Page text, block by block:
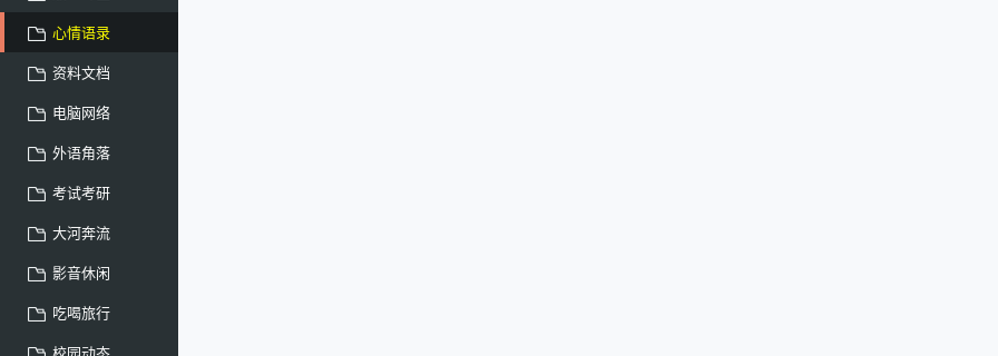
心情语录
资料文档
电脑网络
外语角落
考试考研
大河奔流
影音休闲
吃喝旅行